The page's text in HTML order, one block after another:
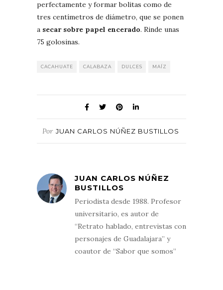
perfectamente y formar bolitas como de
tres centímetros de diámetro, que se ponen
a secar sobre papel encerado. Rinde unas
75 golosinas.
CACAHUATE CALABAZA DULCES MAÍZ
Por JUAN CARLOS NÚÑEZ BUSTILLOS
JUAN CARLOS NÚÑEZ
BUSTILLOS
Periodista desde 1988. Profesor
universitario, es autor de
“Retrato hablado, entrevistas con
personajes de Guadalajara” y
coautor de “Sabor que somos”